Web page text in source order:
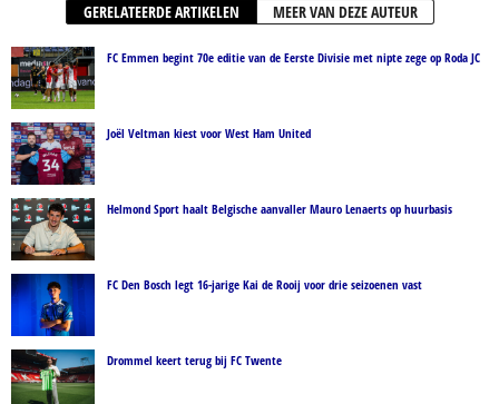
GERELATEERDE ARTIKELEN MEER VAN DEZE AUTEUR
FC Emmen begint 70e editie van de Eerste Divisie met nipte zege op Roda JC
Joël Veltman kiest voor West Ham United
Helmond Sport haalt Belgische aanvaller Mauro Lenaerts op huurbasis
FC Den Bosch legt 16-jarige Kai de Rooij voor drie seizoenen vast
Drommel keert terug bij FC Twente